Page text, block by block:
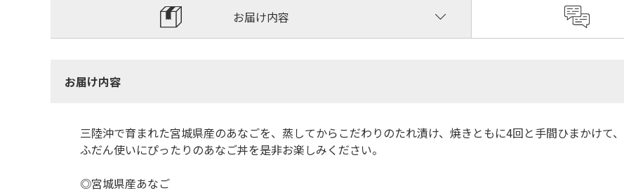
お届け内容
お届け内容
三陸沖で育まれた宮城県産のあなごを、蒸してからこだわりのたれ漬け、焼きともに4回と手間ひまかけて
ふだん使いにぴったりのあなご丼を是非お楽しみください。
◎宮城県産あなご